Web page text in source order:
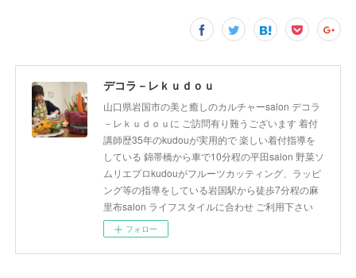
デコラ－レｋｕｄｏｕ
山口県岩国市の美と癒しのカルチャーsalon デコラ
－レｋｕｄｏｕに ご訪問有り難うございます 着付
講師歴35年のkudouが実用的で 楽しい着付指導を
している 錦帯橋から車で10分程の平田salon 野菜ソ
ムリエプロkudouがフルーツカッティング、ラッピ
ング等の指導をしている岩国駅から徒歩7分程の麻
里布salon ライフスタイルに合わせ ご利用下さい
フォロー